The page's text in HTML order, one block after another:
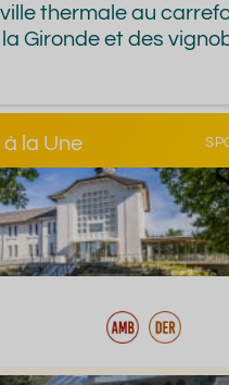
thermale au
la Gironde et des
la Une